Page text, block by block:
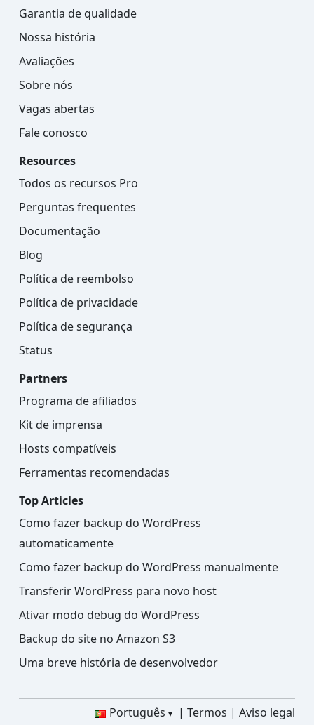
Garantia de qualidade
Nossa história
Avaliações
Sobre nós
Vagas abertas
Fale conosco
Resources
Todos os recursos Pro
Perguntas frequentes
Documentação
Blog
Política de reembolso
Política de privacidade
Política de segurança
Status
Partners
Programa de afiliados
Kit de imprensa
Hosts compatíveis
Ferramentas recomendadas
Top Articles
Como fazer backup do WordPress
automaticamente
Como fazer backup do WordPress manualmente
Transferir WordPress para novo host
Ativar modo debug do WordPress
Backup do site no Amazon S3
Uma breve história de desenvolvedor
Português Termos Aviso legal